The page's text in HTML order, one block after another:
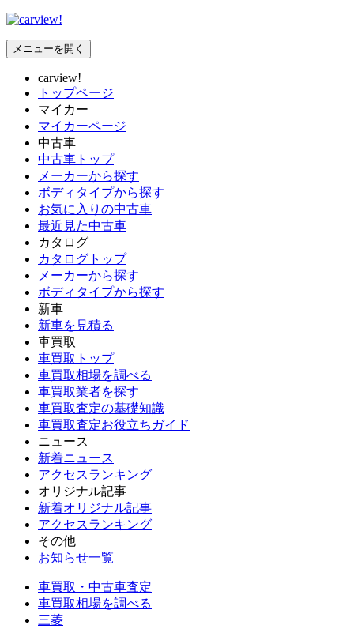
メニューを開く
carview!
トップページ
マイカー
マイカーページ
中古車
中古車トップ
メーカーから探す
ボディタイプから探す
お気に入りの中古車
最近見た中古車
カタログ
カタログトップ
メーカーから探す
ボディタイプから探す
新車
新車を見積る
車買取
車買取トップ
車買取相場を調べる
車買取業者を探す
車買取査定の基礎知識
車買取査定お役立ちガイド
ニュース
新着ニュース
アクセスランキング
オリジナル記事
新着オリジナル記事
アクセスランキング
その他
お知らせ一覧
車買取・中古車査定
車買取相場を調べる
三菱